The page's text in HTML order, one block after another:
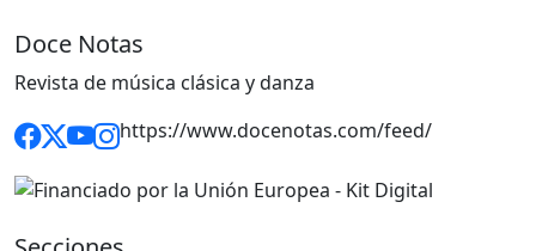
Doce Notas
Revista de música clásica y danza
https://www.docenotas.com/feed/